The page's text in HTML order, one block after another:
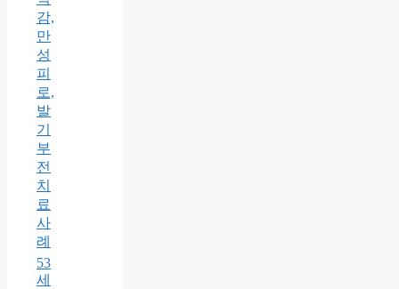
감,
만
성
피
로,
발
기
부
전
치
료
사
례
53
세